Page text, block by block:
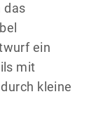
das
ein
mit
kleine